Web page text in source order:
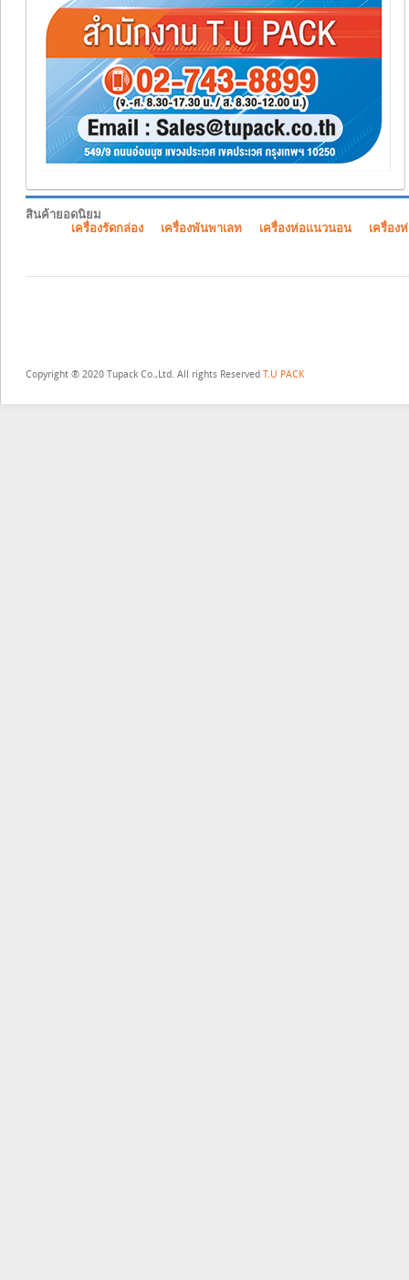
สินค้ายอดนิยม
เครื่องรัดกล่อง
เครื่องพันพาเลท เครื่องห่อแนวนอน เครื่อง
Copyright ® 2020 Tupack Co.,Ltd. All rights Reserved T.U PACK